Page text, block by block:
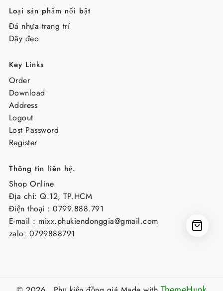
Loại sản phẩm nổi bật
Đá nhựa trang trí
Dây đeo
Key Links
Order
Download
Address
Logout
Lost Password
Register
Thông tin liên hệ.
Shop Online
Địa chỉ: Q.12, TP.HCM
Điện thoại : 0799.888.791
E-mail : mixx.phukiendonggia@gmail.com
zalo: 0799888791